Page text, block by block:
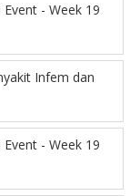
- Week 19
Infem dan
- Week 19